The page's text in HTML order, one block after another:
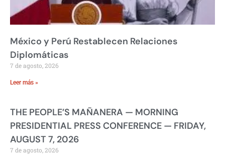
México y Perú Restablecen Relaciones
Diplomáticas
7 de agosto, 2026
Leer más »
THE PEOPLE’S MAÑANERA — MORNING
PRESIDENTIAL PRESS CONFERENCE — FRIDAY,
AUGUST 7, 2026
7 de agosto, 2026